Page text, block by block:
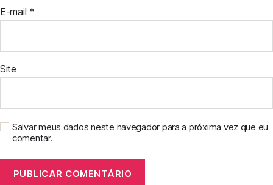
E-mail *
Site
Salvar meus dados neste navegador para a próxima vez que eu
comentar.